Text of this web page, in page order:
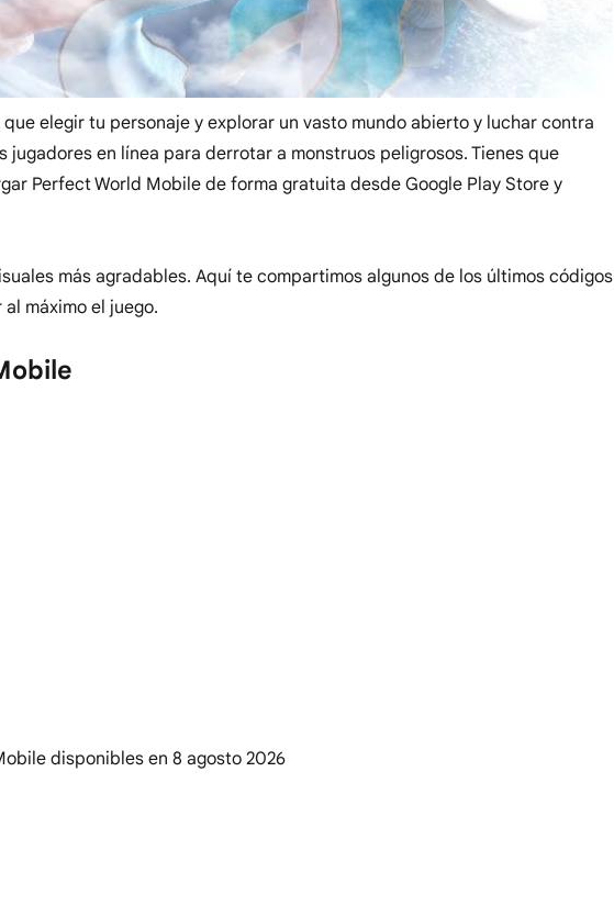
elegir tu personaje y explorar un vasto mundo abierto y luchar contra
en línea para derrotar a monstruos peligrosos. Tienes que
Perfect World Mobile de forma gratuita desde Google Play Store y
más agradables. Aquí te compartimos algunos de los últimos códigos
máximo el juego.
disponibles en 8 agosto 2026